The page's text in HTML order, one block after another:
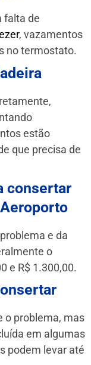
falta de
, vazamentos
no termostato.
estão
que precisa de
consertar
e da
o
e R$ 1.300,00.
o problema, mas
em algumas
podem levar até